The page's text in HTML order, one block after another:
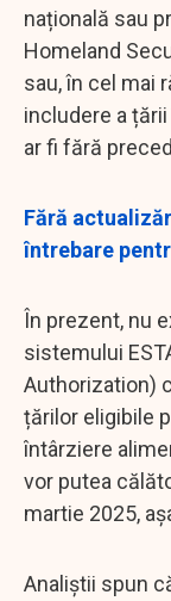
națională sau
Homeland
sau, în cel mai
includere a
ar fi fără
Fără
întrebare
În prezent, nu
sistemului
Authorization)
țărilor eligibile
întârziere
vor putea
martie 2025,
Analiștii spun